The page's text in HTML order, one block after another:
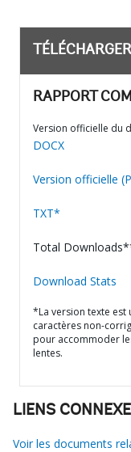
TÉLÉCHARGER
RAPPORT
Version officielle du
DOCX
Version officielle
TXT*
Total
Download Stats
*La version texte est
caractères non-
pour accommoder
lentes.
LIENS
Voir les documents